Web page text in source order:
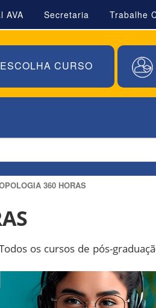
AVA Secretaria Trabalhe
CURSO
360 HORAS
os cursos de pós-